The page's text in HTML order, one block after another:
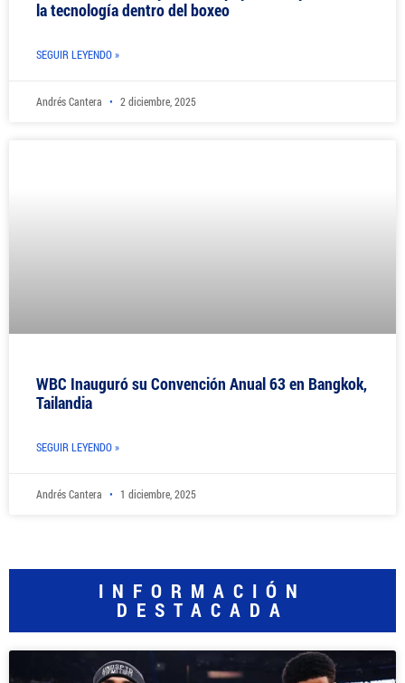
la tecnología dentro del boxeo
SEGUIR LEYENDO »
Andrés Cantera 2 diciembre, 2025
WBC Inauguró su Convención Anual 63 en Bangkok,
Tailandia
SEGUIR LEYENDO »
Andrés Cantera 1 diciembre, 2025
INFORMACIÓN
DESTACADA